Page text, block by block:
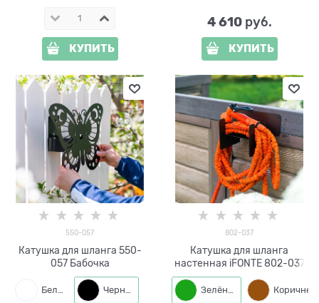
КУПИТЬ
4 610 руб.
КУПИТЬ
550-057
Катушка для шланга 550-
057 Бабочка
Белый Черный
802-037
Катушка для шланга
настенная iFONTE 802-037
Зелёный